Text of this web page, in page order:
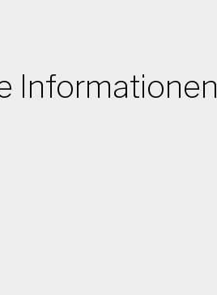
Informationen